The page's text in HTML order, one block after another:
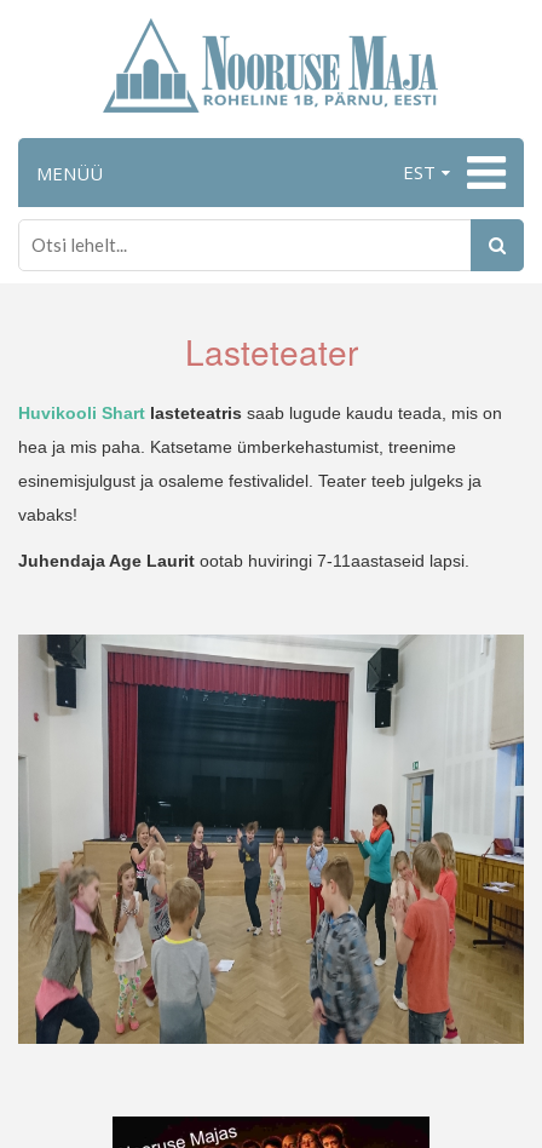
EST
MENÜÜ
Lasteteater
Huvikooli Shart lasteteatris saab lugude kaudu teada, mis on
hea ja mis paha. Katsetame ümberkehastumist, treenime
esinemisjulgust ja osaleme festivalidel. Teater teeb julgeks ja
vabaks!
Juhendaja Age Laurit ootab huviringi 7-11aastaseid lapsi.